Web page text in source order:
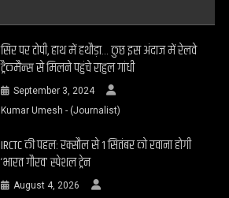
सिर पर टोपी, हाथ में हथौड़ा… कुछ इस अंदाज में रेलवे
ट्रैकमैन्स से मिलने पहुंचे राहुल गांधी
September 3, 2024
Kumar Umesh - (Journalist)
IRCTC की पहल: रक्सौल से 1 सितंबर को रवाना होगी
‘भारत गौरव’ स्पेशल ट्रेन
August 4, 2026